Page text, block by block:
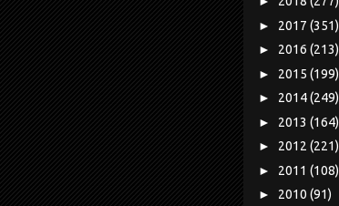
► 2017 (351)
► 2016 (213)
► 2015 (199)
► 2014(249)
► 2013 (164)
► 2012 (221)
► 2011 (108)
► 2010 (91)